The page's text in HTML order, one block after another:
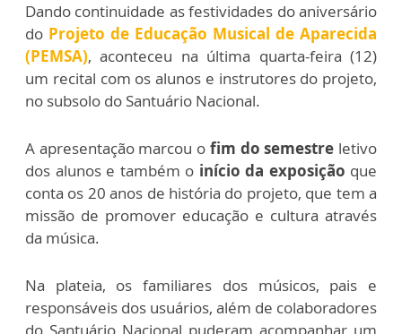
Dando continuidade as festividades do aniversário
do Projeto de Educação Musical de Aparecida
(PEMSA), aconteceu na última quarta-feira (12)
um recital com os alunos e instrutores do projeto,
no subsolo do Santuário Nacional.
A apresentação marcou o fim do semestre letivo
dos alunos e também o início da exposição que
conta os 20 anos de história do projeto, que tem a
missão de promover educação e cultura através
da música.
Na plateia, os familiares dos músicos, pais e
responsáveis dos usuários, além de colaboradores